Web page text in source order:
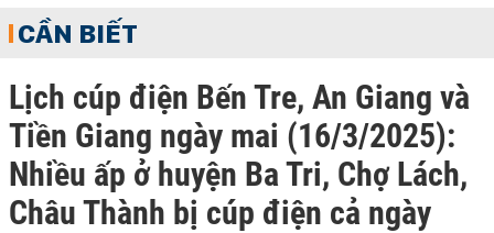
CẦN BIẾT
Lịch cúp điện Bến Tre, An Giang và
Tiền Giang ngày mai (16/3/2025):
Nhiều ấp ở huyện Ba Tri, Chợ Lách,
Châu Thành bị cúp điện cả ngày